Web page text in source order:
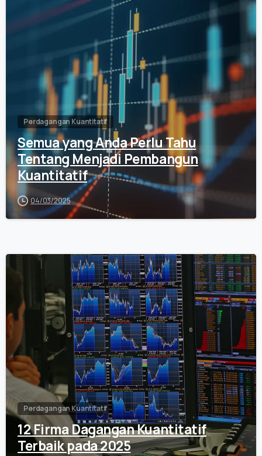
Perdagangan Kuantitatif
Semua yang Anda Perlu Tahu
Tentang Menjadi Pembangun
Kuantitatif
04/03/2025
0
Perdagangan Kuantitatif
12 Firma Dagangan Kuantitatif
Terbaik pada 2025